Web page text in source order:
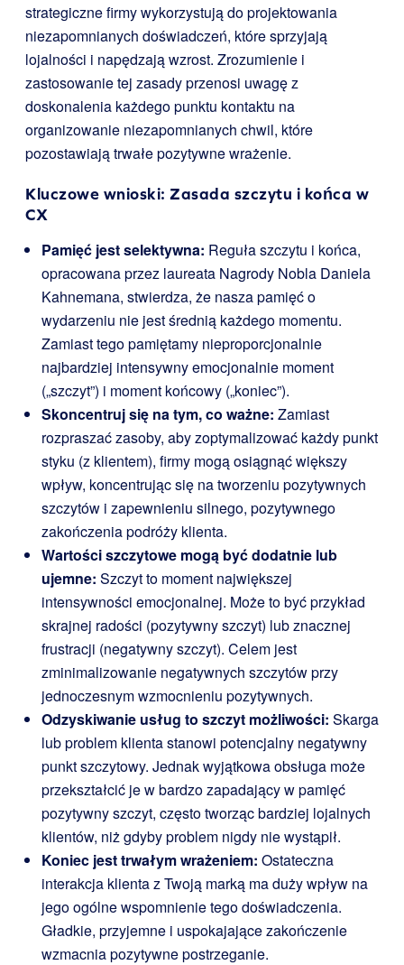
strategiczne firmy wykorzystują do projektowania
niezapomnianych doświadczeń, które sprzyjają
lojalności i napędzają wzrost. Zrozumienie i
zastosowanie tej zasady przenosi uwagę z
doskonalenia każdego punktu kontaktu na
organizowanie niezapomnianych chwil, które
pozostawiają trwałe pozytywne wrażenie.
Kluczowe wnioski: Zasada szczytu i końca w
CX
Pamięć jest selektywna: Reguła szczytu i końca,
opracowana przez laureata Nagrody Nobla Daniela
Kahnemana, stwierdza, że nasza pamięć o
wydarzeniu nie jest średnią każdego momentu.
Zamiast tego pamiętamy nieproporcjonalnie
najbardziej intensywny emocjonalnie moment
(„szczyt”) i moment końcowy („koniec”).
Skoncentruj się na tym, co ważne: Zamiast
rozpraszać zasoby, aby zoptymalizować każdy punkt
styku (z klientem), firmy mogą osiągnąć większy
wpływ, koncentrując się na tworzeniu pozytywnych
szczytów i zapewnieniu silnego, pozytywnego
zakończenia podróży klienta.
Wartości szczytowe mogą być dodatnie lub
ujemne: Szczyt to moment największej
intensywności emocjonalnej. Może to być przykład
skrajnej radości (pozytywny szczyt) lub znacznej
frustracji (negatywny szczyt). Celem jest
zminimalizowanie negatywnych szczytów przy
jednoczesnym wzmocnieniu pozytywnych.
Odzyskiwanie usług to szczyt możliwości: Skarga
lub problem klienta stanowi potencjalny negatywny
punkt szczytowy. Jednak wyjątkowa obsługa może
przekształcić je w bardzo zapadający w pamięć
pozytywny szczyt, często tworząc bardziej lojalnych
klientów, niż gdyby problem nigdy nie wystąpił.
Koniec jest trwałym wrażeniem: Ostateczna
interakcja klienta z Twoją marką ma duży wpływ na
jego ogólne wspomnienie tego doświadczenia.
Gładkie, przyjemne i uspokajające zakończenie
wzmacnia pozytywne postrzeganie.